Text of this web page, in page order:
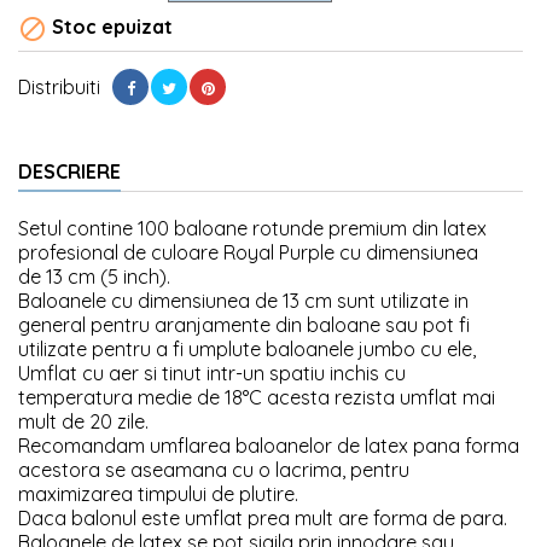
 Stoc epuizat
Distribuiti
DESCRIERE
Setul contine 100 baloane rotunde premium din latex
profesional de culoare Royal Purple cu dimensiunea
de 13 cm (5 inch).
Baloanele cu dimensiunea de 13 cm sunt utilizate in
general pentru aranjamente din baloane sau pot fi
utilizate pentru a fi umplute baloanele jumbo cu ele,
Umflat cu aer si tinut intr-un spatiu inchis cu
temperatura medie de 18°C acesta rezista umflat mai
mult de 20 zile.
Recomandam umflarea baloanelor de latex pana forma
acestora se aseamana cu o lacrima, pentru
maximizarea timpului de plutire.
Daca balonul este umflat prea mult are forma de para.
Baloanele de latex se pot sigila prin innodare sau